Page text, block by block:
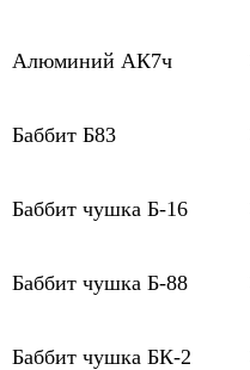
Алюминий АК7ч
Баббит Б83
Баббит чушка Б-16
Баббит чушка Б-88
Баббит чушка БК-2